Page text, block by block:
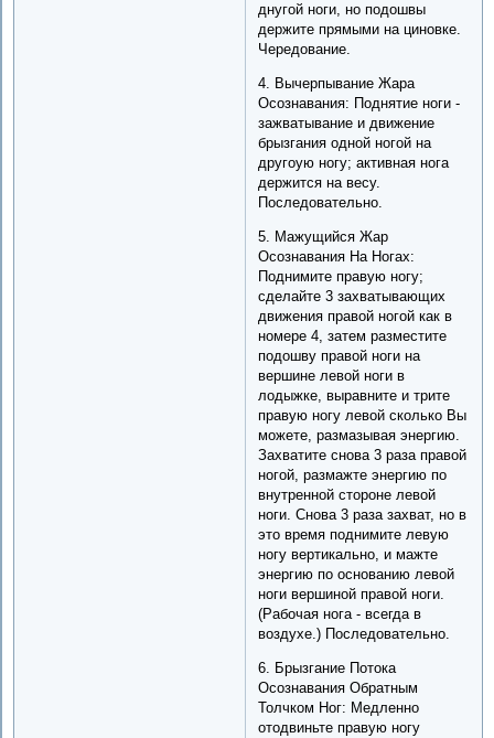
днугой ноги, но подошвы
держите прямыми на циновке.
Чередование.
4. Вычерпывание Жара
Осознавания: Поднятие ноги -
зажватывание и движение
брызгания одной ногой на
другоую ногу; активная нога
держится на весу.
Последовательно.
5. Мажущийся Жар
Осознавания На Ногах:
Поднимите правую ногу;
сделайте 3 захватывающих
движения правой ногой как в
номере 4, затем разместите
подошву правой ноги на
вершине левой ноги в
лодыжке, выравните и трите
правую ногу левой сколько Вы
можете, размазывая энергию.
Захватите снова 3 раза правой
ногой, размажте энергию по
внутренной стороне левой
ноги. Снова 3 раза захват, но в
это время поднимите левую
ногу вертикально, и мажте
энергию по основанию левой
ноги вершиной правой ноги.
(Рабочая нога - всегда в
воздухе.) Последовательно.
6. Брызгание Потока
Осознавания Обратным
Толчком Ног: Медленно
отодвиньте правую ногу